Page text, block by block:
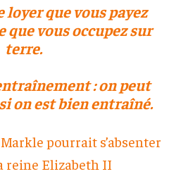
loyer que vous payez
que vous occupez sur
terre.
: on peut
on est bien entraîné.
pourrait s’absenter
reine Elizabeth II